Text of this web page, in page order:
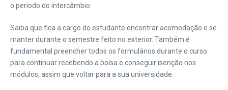
o período do intercâmbio.
Saiba que fica a cargo do estudante encontrar acomodação e se
manter durante o semestre feito no exterior. Também é
fundamental preencher todos os formulários durante o curso
para continuar recebendo a bolsa e conseguir isenção nos
módulos, assim que voltar para a sua universidade.